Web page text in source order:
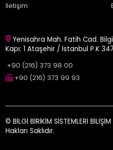
İletişim
Yenisahra Mah. Fatih Cad.
Kapı: 1 Ataşehir / İstanbul P.K
+90 (216) 373 98 00
+90 (216) 373 99 93
© BİLGİ BİRİKİM SİSTEMLERİ
Hakları Saklıdır.